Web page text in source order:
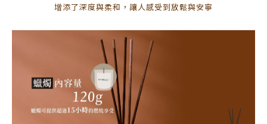
增添了深度與柔和，讓人感受到放鬆與安寧